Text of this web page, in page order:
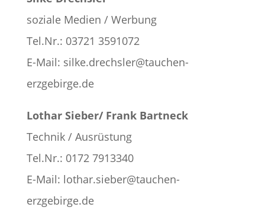
soziale Medien / Werbung
Tel.Nr.: 03721 3591072
E-Mail: silke.drechsler@tauchen-
erzgebirge.de
Lothar Sieber/ Frank Bartneck
Technik / Ausrüstung
Tel.Nr.: 0172 7913340
E-Mail: lothar.sieber@tauchen-
erzgebirge.de